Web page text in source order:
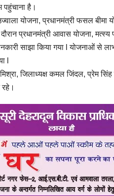
पहुंचाना है।
योजना, प्रधानमंत्री फसल
प्रधानमंत्री आवास योजना,
साझा किया गया l योजनाओं से
l
जिलाध्यक्ष कमल जिंदल, प्रेम